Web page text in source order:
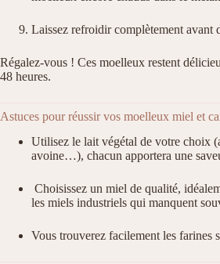
Laissez refroidir complètement avant
Régalez-vous ! Ces moelleux restent
48 heures.
Astuces pour réussir vos moelleux miel et
Utilisez le lait végétal de votre choix
avoine…), chacun apportera une
Choisissez un miel de qualité,
les miels industriels qui manquent
Vous trouverez facilement les farines